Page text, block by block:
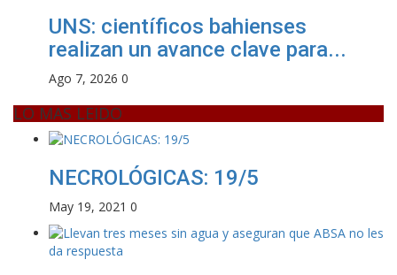
UNS: científicos bahienses
realizan un avance clave para...
Ago 7, 2026 0
LO MAS LEIDO
NECROLÓGICAS: 19/5
May 19, 2021 0